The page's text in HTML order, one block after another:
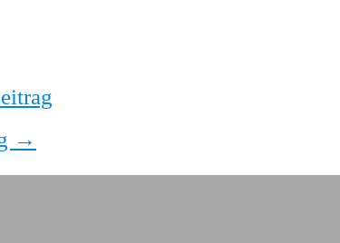
→